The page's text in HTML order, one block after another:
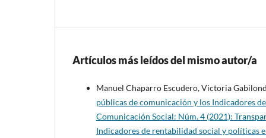
Artículos más leídos del mismo autor/a
Manuel Chaparro Escudero, Victoria
públicas de comunicación y los Indicadores
Comunicación Social: Núm. 4 (2021):
Indicadores de rentabilidad social y políticas